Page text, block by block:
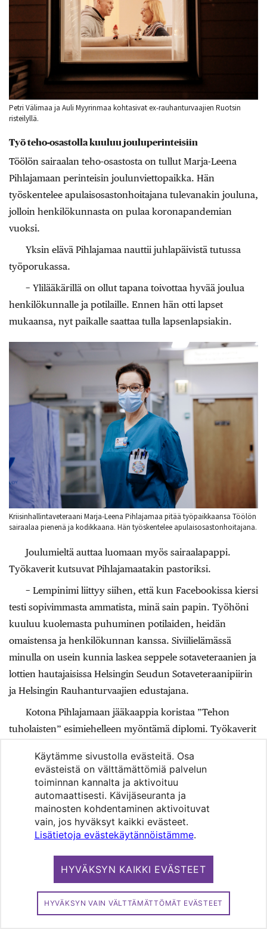
Käytämme sivustolla evästeitä. Osa
evästeistä on välttämättömiä palvelun
toiminnan kannalta ja aktivoituu
automaattisesti. Kävijäseuranta ja
mainosten kohdentaminen aktivoituvat
vain, jos hyväksyt kaikki evästeet.
Lisätietoja evästekäytännöistämme.
HYVÄKSYN KAIKKI EVÄSTEET
HYVÄKSYN VAIN VÄLTTÄMÄTTÖMÄT EVÄSTEET
Petri Välimaa ja Auli Myyrinmaa kohtasivat ex-rauhanturvaajien Ruotsin
risteilyllä.
Työ teho-osastolla kuuluu jouluperinteisiin
Töölön sairaalan teho-osastosta on tullut Marja-Leena
Pihlajamaan perinteisin joulunviettopaikka. Hän
työskentelee apulaisosastonhoitajana tulevanakin jouluna,
jolloin henkilökunnasta on pulaa koronapandemian
vuoksi.
Yksin elävä Pihlajamaa nauttii juhlapäivistä tutussa
työporukassa.
− Ylilääkärillä on ollut tapana toivottaa hyvää joulua
henkilökunnalle ja potilaille. Ennen hän otti lapset
mukaansa, nyt paikalle saattaa tulla lapsenlapsiakin.
Kriisinhallintaveteraani Marja-Leena Pihlajamaa pitää työpaikkaansa Töölön
sairaalaa pienenä ja kodikkaana. Hän työskentelee apulaisosastonhoitajana.
Joulumieltä auttaa luomaan myös sairaalapappi.
Työkaverit kutsuvat Pihlajamaatakin pastoriksi.
− Lempinimi liittyy siihen, että kun Facebookissa kiersi
testi sopivimmasta ammatista, minä sain papin. Työhöni
kuuluu kuolemasta puhuminen potilaiden, heidän
omaistensa ja henkilökunnan kanssa. Siviilielämässä
minulla on usein kunnia laskea seppele sotaveteraanien ja
lottien hautajaisissa Helsingin Seudun Sotaveteraanipiirin
ja Helsingin Rauhanturvaajien edustajana.
Kotona Pihlajamaan jääkaappia koristaa ”Tehon
tuholaisten” esimiehelleen myöntämä diplomi. Työkaverit
tunnolliseksi ja perusteelliseksi, lämpimäksi,
huumorintajuiseksi ja isänmaalliseksi.
Jos Pihlajamaa on poikkeuksellisesti vapaalla jouluna,
hänellä on tapana vierailla sankarihaudoilla ja osallistua
kunniavartioon.
− Kun seison Hietaniemen hautausmaalla
kunniavartiossa, katson merelle ja Finlandia-hymni soi. Se
on tapani hiljentyä joulunviettoon.